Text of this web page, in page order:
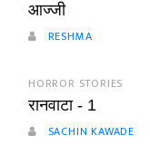
आज्जी
RESHMA
HORROR STORIES
रानवाटा - 1
SACHIN KAWADE